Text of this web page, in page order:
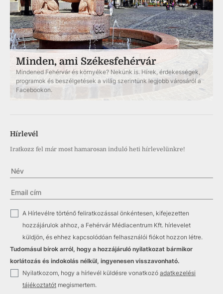
Minden, ami Székesfehérvár
Mindened Fehérvár és környéke? Nekünk is. Hírek, érdekességek,
programok és beszélgetések a világ szerintünk legjobb városáról a
Facebookon.
Hírlevél
Iratkozz fel már most hamarosan induló heti hírlevelünkre!
A Hírlevélre történő feliratkozással önkéntesen, kifejezetten
hozzájárulok ahhoz, a Fehérvár Médiacentrum Kft. hírlevelet
küldjön, és ehhez kapcsolódóan felhasználói fiókot hozzon létre.
Tudomásul bírok arról, hogy a hozzájáruló nyilatkozat bármikor
korlátozás és indokolás nélkül, ingyenesen visszavonható.
Nyilatkozom, hogy a hírlevél küldésre vonatkozó adatkezelési
tájékoztatót megismertem.